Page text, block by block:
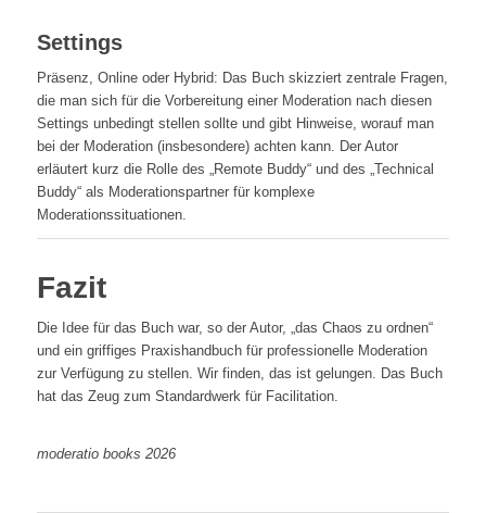
Settings
Präsenz, Online oder Hybrid: Das Buch skizziert zentrale Fragen,
die man sich für die Vorbereitung einer Moderation nach diesen
Settings unbedingt stellen sollte und gibt Hinweise, worauf man
bei der Moderation (insbesondere) achten kann. Der Autor
erläutert kurz die Rolle des „Remote Buddy“ und des „Technical
Buddy“ als Moderationspartner für komplexe
Moderationssituationen.
Fazit
Die Idee für das Buch war, so der Autor, „das Chaos zu ordnen“
und ein griffiges Praxishandbuch für professionelle Moderation
zur Verfügung zu stellen. Wir finden, das ist gelungen. Das Buch
hat das Zeug zum Standardwerk für Facilitation.
moderatio books 2026